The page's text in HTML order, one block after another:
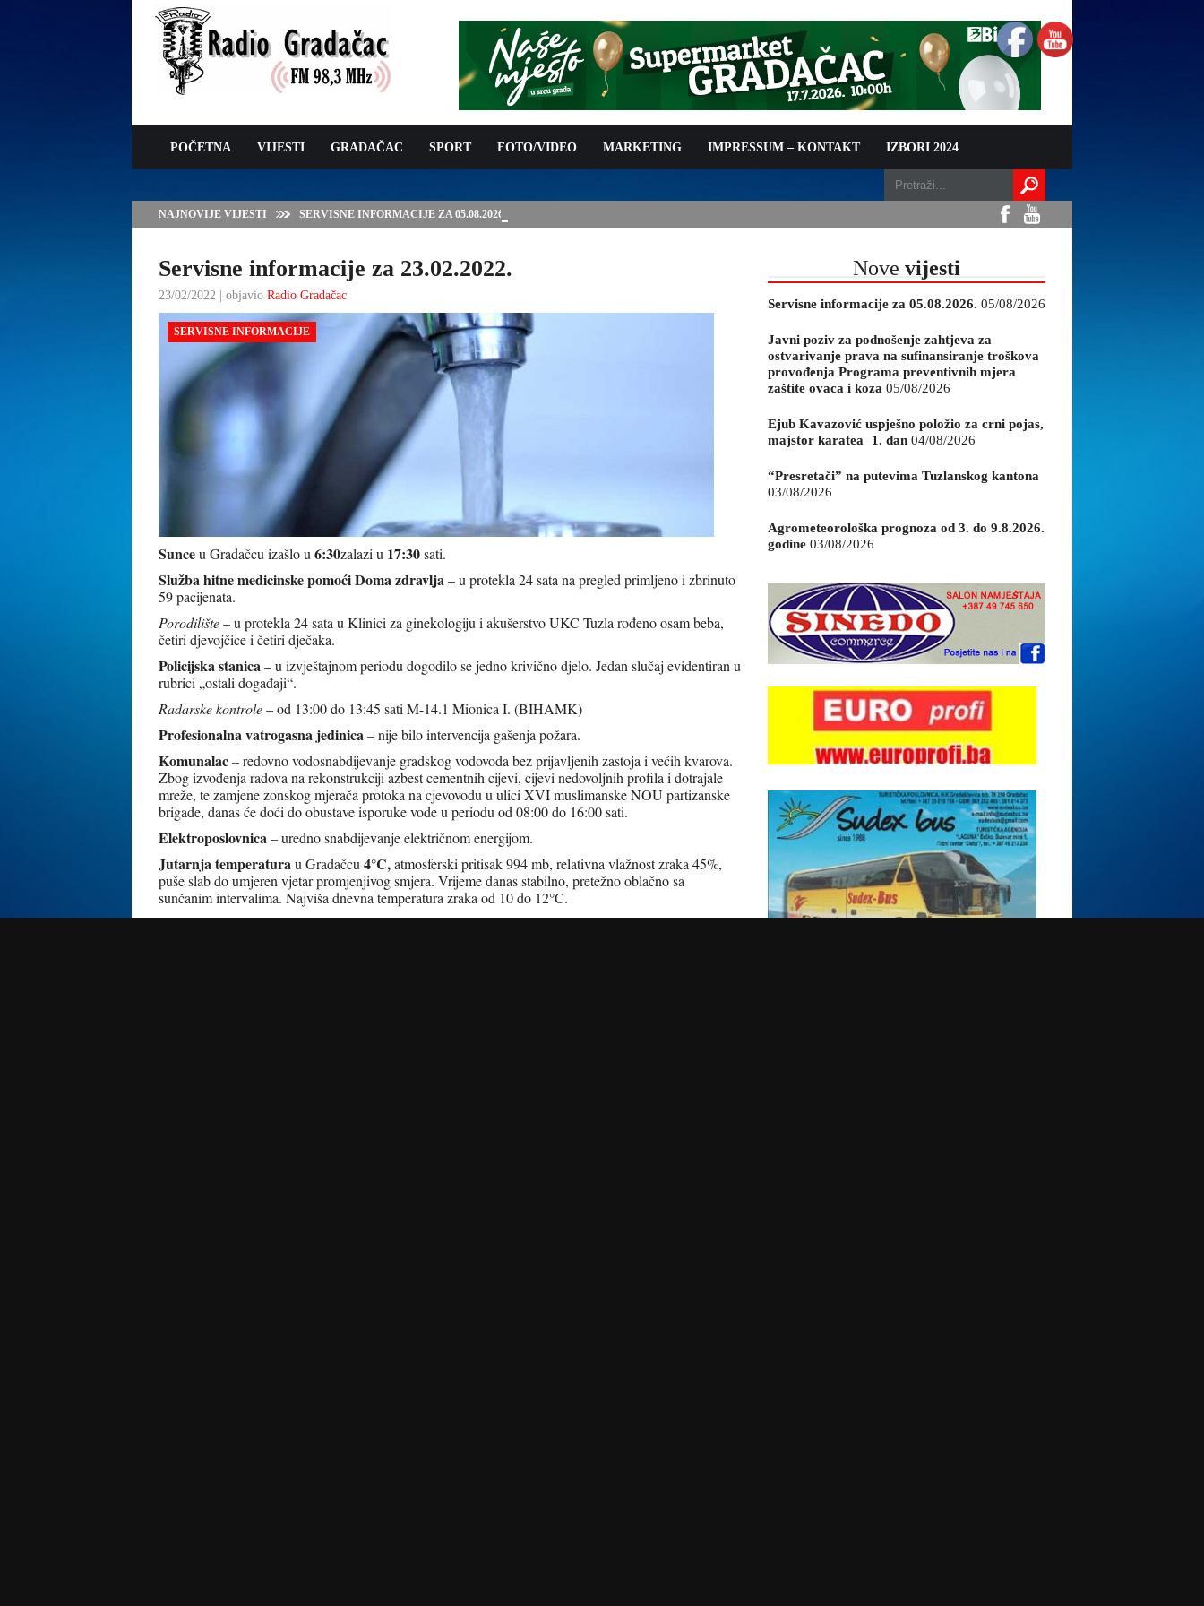
POČETNA VIJESTI GRADAČAC SPORT FOTO/VIDEO MARKETING IMPRESSUM – KONTAKT IZBORI 2024
NAJNOVIJE VIJESTI SERVISNE INFORMACIJE ZA 05.08.2026.
Servisne informacije za 23.02.2022.
23/02/2022 | objavio Radio Gradačac
SERVISNE INFORMACIJE
Sunceu Gradačcu izašlo u 6:30zalazi u 17:30sati.
Služba hitne medicinske pomoći Doma zdravlja– u protekla 24 sata na pregled primljeno i zbrinuto
59 pacijenata.
Porodilište– u protekla 24 sata u Klinici za ginekologiju i akušerstvo UKC Tuzla rođeno osam beba,
četiri djevojčice i četiri dječaka.
Policijska stanica– u izvještajnom periodu dogodilo se jedno krivično djelo. Jedan slučaj evidentiran u
rubrici „ostali događaji“.
Radarske kontrole– od 13:00 do 13:45 sati M-14.1 Mionica I. (BIHAMK)
Profesionalna vatrogasna jedinica– nije bilo intervencija gašenja požara.
Komunalac– redovno vodosnabdijevanje gradskog vodovoda bez prijavljenih zastoja i većih kvarova.
Zbog izvođenja radova na rekonstrukciji azbest cementnih cijevi, cijevi nedovoljnih profila i dotrajale
mreže, te zamjene zonskog mjerača protoka na cjevovodu u ulici XVI muslimanske NOU partizanske
brigade, danas će doći do obustave isporuke vode u periodu od 08:00 do 16:00 sati.
Elektroposlovnica– uredno snabdijevanje električnom energijom.
Jutarnja temperaturau Gradačcu 4°C,atmosferski pritisak 994 mb, relativna vlažnost zraka 45%,
puše slab do umjeren vjetar promjenjivog smjera. Vrijeme danas stabilno, pretežno oblačno sa
sunčanim intervalima. Najviša dnevna temperatura zraka od 10 do 12°C.
Biometeorološka prognoza: Biometeorološke prilike su povoljne. Stabilnije vrijeme, praćeno
Nove vijesti
Servisne informacije za 05.08.2026. 05/08/2026
Javni poziv za podnošenje zahtjeva za
ostvarivanje prava na sufinansiranje troškova
provođenja Programa preventivnih mjera
zaštite ovaca i koza 05/08/2026
Ejub Kavazović uspješno položio za crni pojas,
majstor karatea 1. dan 04/08/2026
“Presretači” na putevima Tuzlanskog kantona
03/08/2026
Agrometeorološka prognoza od 3. do 9.8.2026.
godine 03/08/2026